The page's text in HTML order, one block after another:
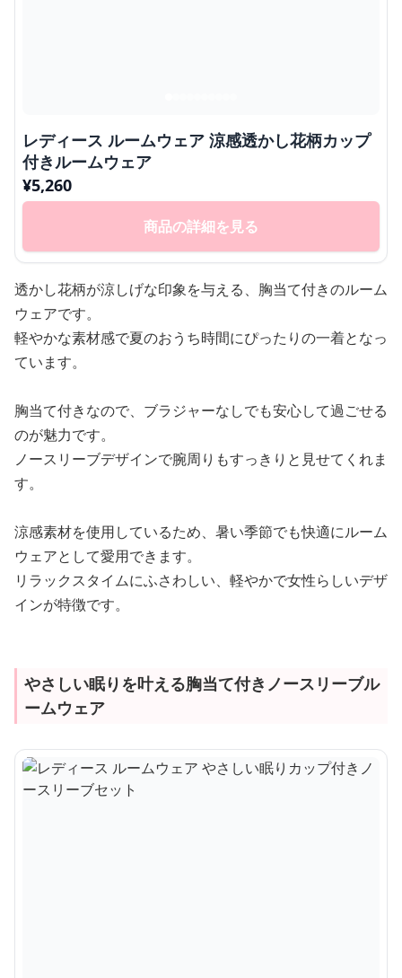
レディース ルームウェア 涼感透かし花柄カップ
付きルームウェア
¥5,260
商品の詳細を見る
透かし花柄が涼しげな印象を与える、胸当て付きのルーム
ウェアです。
軽やかな素材感で夏のおうち時間にぴったりの一着となっ
ています。
胸当て付きなので、ブラジャーなしでも安心して過ごせる
のが魅力です。
ノースリーブデザインで腕周りもすっきりと見せてくれま
す。
涼感素材を使用しているため、暑い季節でも快適にルーム
ウェアとして愛用できます。
リラックスタイムにふさわしい、軽やかで女性らしいデザ
インが特徴です。
やさしい眠りを叶える胸当て付きノースリーブル
ームウェア